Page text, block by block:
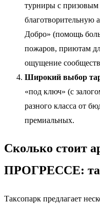
турниры с
благотворительную
Добро» (помощь
пожаров, приютам
ощущение
Широкий выбор
«под ключ» (с
разного класса от
премиальных.
Сколько стоит
ПРОГРЕССЕ:
Таксопарк предлагает